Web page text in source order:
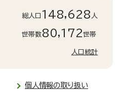
総人口 148,628 人
世帯数80,172世帯
人口統計
個人情報の取り扱い